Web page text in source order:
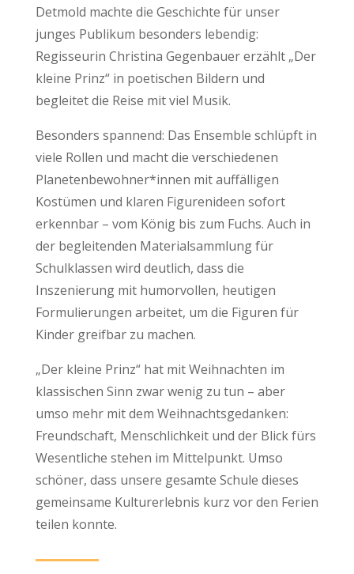
Detmold machte die Geschichte für unser
junges Publikum besonders lebendig:
Regisseurin Christina Gegenbauer erzählt „Der
kleine Prinz“ in poetischen Bildern und
begleitet die Reise mit viel Musik.
Besonders spannend: Das Ensemble schlüpft in
viele Rollen und macht die verschiedenen
Planetenbewohner*innen mit auffälligen
Kostümen und klaren Figurenideen sofort
erkennbar – vom König bis zum Fuchs. Auch in
der begleitenden Materialsammlung für
Schulklassen wird deutlich, dass die
Inszenierung mit humorvollen, heutigen
Formulierungen arbeitet, um die Figuren für
Kinder greifbar zu machen.
„Der kleine Prinz“ hat mit Weihnachten im
klassischen Sinn zwar wenig zu tun – aber
umso mehr mit dem Weihnachtsgedanken:
Freundschaft, Menschlichkeit und der Blick fürs
Wesentliche stehen im Mittelpunkt. Umso
schöner, dass unsere gesamte Schule dieses
gemeinsame Kulturerlebnis kurz vor den Ferien
teilen konnte.